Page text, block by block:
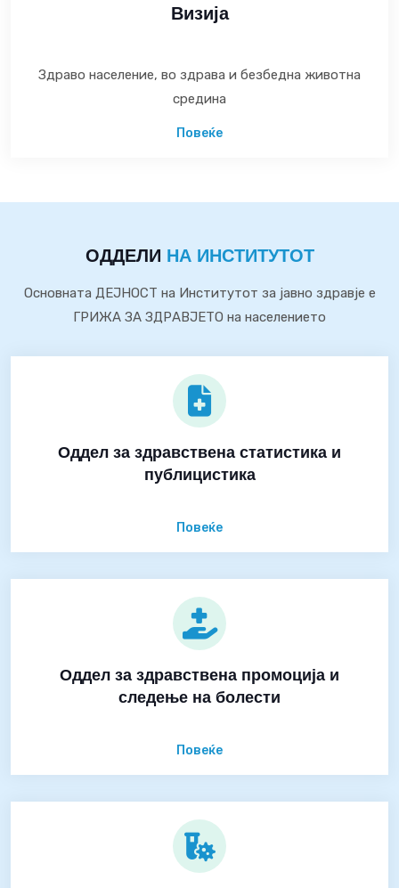
Визија
Здраво население, во здрава и безбедна животна
средина
Повеќе
ОДДЕЛИ НА ИНСТИТУТОТ
Основната ДЕЈНОСТ на Институтот за јавно здравје е
ГРИЖА ЗА ЗДРАВЈЕТО на населението
Оддел за здравствена статистика и
публицистика
Повеќе
Оддел за здравствена промоција и
следење на болести
Повеќе